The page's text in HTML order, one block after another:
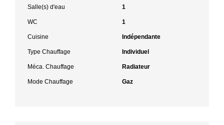
Salle(s) d'eau 1
WC 1
Cuisine Indépendante
Type Chauffage Individuel
Méca. Chauffage Radiateur
Mode Chauffage Gaz